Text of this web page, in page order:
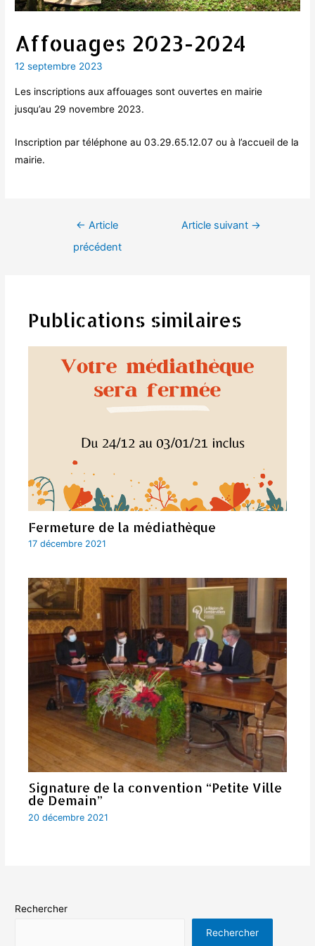
Affouages 2023-2024
12 septembre 2023
Les inscriptions aux affouages sont ouvertes en mairie
jusqu’au 29 novembre 2023.
Inscription par téléphone au 03.29.65.12.07 ou à l’accueil de la
mairie.
Navigation← Article
précédent
Article suivant →
Publications similaires
Fermeture de la médiathèque
17 décembre 2021
Signature de la convention “Petite Ville
de Demain”
20 décembre 2021
Rechercher
Rechercher